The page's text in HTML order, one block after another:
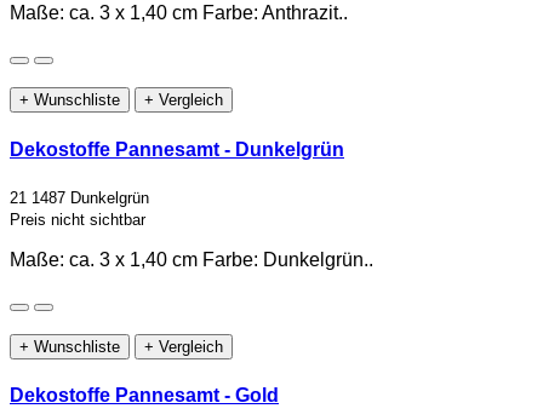
Maße: ca. 3 x 1,40 cm Farbe: Anthrazit..
+ Wunschliste + Vergleich
Dekostoffe Pannesamt - Dunkelgrün
21 1487 Dunkelgrün
Preis nicht sichtbar
Maße: ca. 3 x 1,40 cm Farbe: Dunkelgrün..
+ Wunschliste + Vergleich
Dekostoffe Pannesamt - Gold